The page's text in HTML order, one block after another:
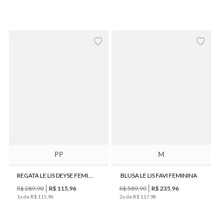
PP
REGATA LE LIS DEYSE FEMININA
R$289,90 R$ 115,96
1x de R$ 115 96
M
BLUSA LE LIS FAVI FEMININA
R$589,90 R$235,96
2x de R$ 117 98